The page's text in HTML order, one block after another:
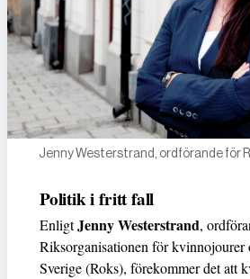
Jenny Westerstrand, ordförande för
Politik i fritt fall
EnligtJenny Westerstrand,
Riksorganisationen för kvinnojourer
Sverige (Roks), förekommer det att